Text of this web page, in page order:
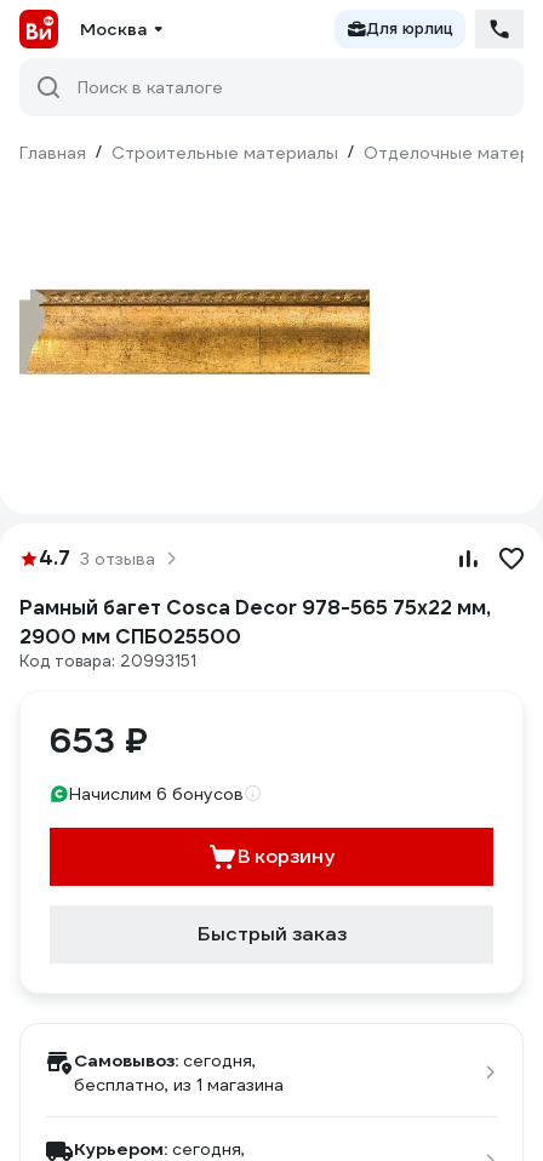
Москва Для юрлиц
Поиск в каталоге
Главная / Строительные материалы / Отделочные
4.7 3 отзыва
Рамный багет Cosca Decor 978-565 75x22 мм,
2900 мм СПБ025500
Код товара: 20993151
653 ₽
Начислим 6 бонусов
В корзину
Быстрый заказ
Самовывоз: сегодня,
бесплатно, из 1 магазина
Курьером: сегодня,